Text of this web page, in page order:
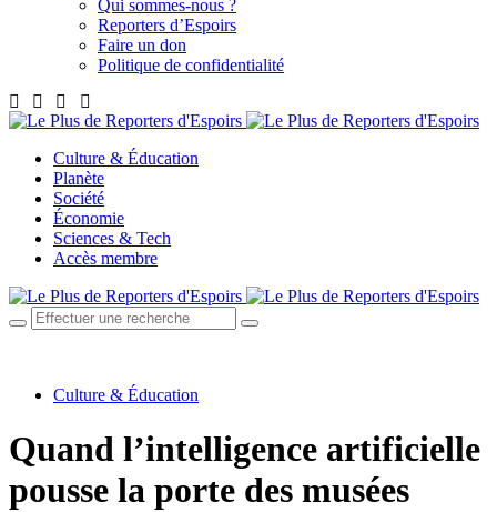
Qui sommes-nous ?
Reporters d’Espoirs
Faire un don
Politique de confidentialité
Culture & Éducation
Planète
Société
Économie
Sciences & Tech
Accès membre
Culture & Éducation
Quand l’intelligence artificielle
pousse la porte des musées